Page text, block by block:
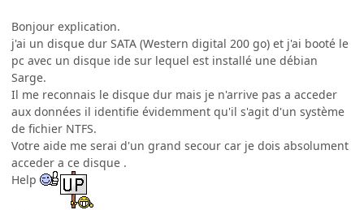
Bonjour explication.
j'ai un disque dur SATA (Western digital 200 go) et j'ai booté le
pc avec un disque ide sur lequel est installé une débian
Sarge.
Il me reconnais le disque dur mais je n'arrive pas a acceder
aux données il identifie évidemment qu'il s'agit d'un système
de fichier NTFS.
Votre aide me serai d'un grand secour car je dois absolument
acceder a ce disque .
Help